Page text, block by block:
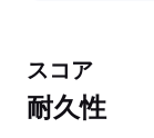
スコア
耐久性